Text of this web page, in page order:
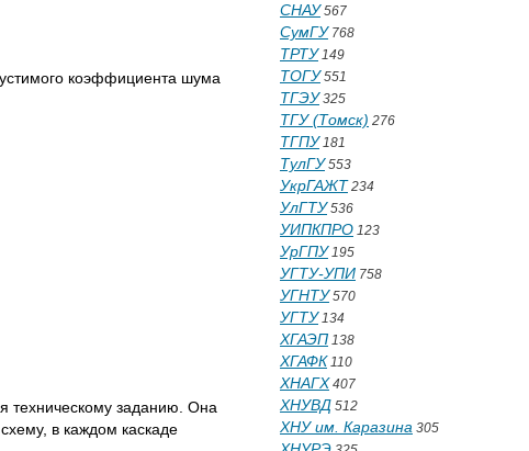
коэффициента шума
техническому заданию. Она
в каждом каскаде
СНАУ567
СумГУ768
ТРТУ149
ТОГУ551
ТГЭУ325
ТГУ (Томск) 276
ТГПУ181
ТулГУ553
УкрГАЖТ 234
УлГТУ536
УИПКПРО 123
УрГПУ195
УГТУ-УПИ 758
УГНТУ570
УГТУ134
ХГАЭП 138
ХГАФК 110
ХНАГХ 407
ХНУВД 512
ХНУ им. Каразина 305